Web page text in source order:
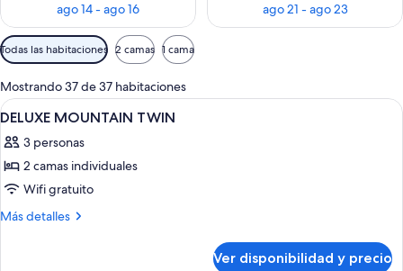
ago 14 - ago 16
ago 21 - ago 23
Filtros
disponibles
para
las
habitaciones
Todas las habitaciones 2 camas 1 cama
Mostrando 37 de 37 habitaciones
Ver
todas
las
fotos
de
DELUXE
Habitación de hotel con dos camas,
1
DELUXE MOUNTAIN TWIN
3 personas
2 camas individuales
Wifi gratuito
Más detalles
Más
Ver disponibilidad y precio